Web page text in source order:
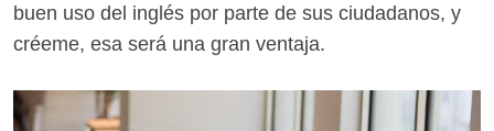
buen uso del inglés por parte de sus ciudadanos, y
créeme, esa será una gran ventaja.